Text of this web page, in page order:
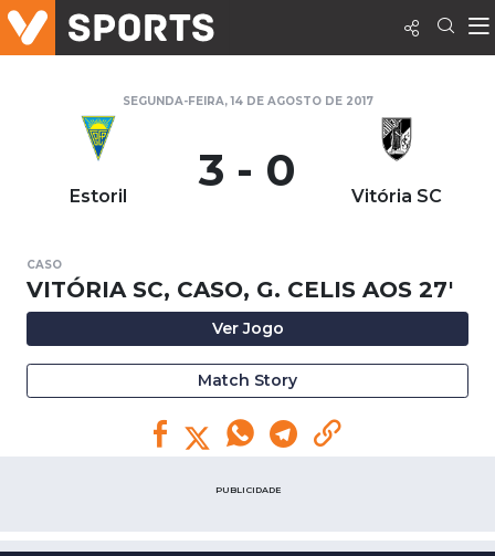
SEGUNDA-FEIRA, 14 DE AGOSTO DE 2017
Estoril 3 - 0 Vitória SC
CASO
VITÓRIA SC, CASO, G. CELIS AOS 27'
Ver Jogo
Match Story
PUBLICIDADE